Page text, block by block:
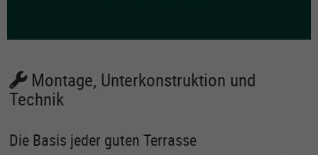
Montage, Unterkonstruktion und
Technik
Die Basis jeder guten Terrasse